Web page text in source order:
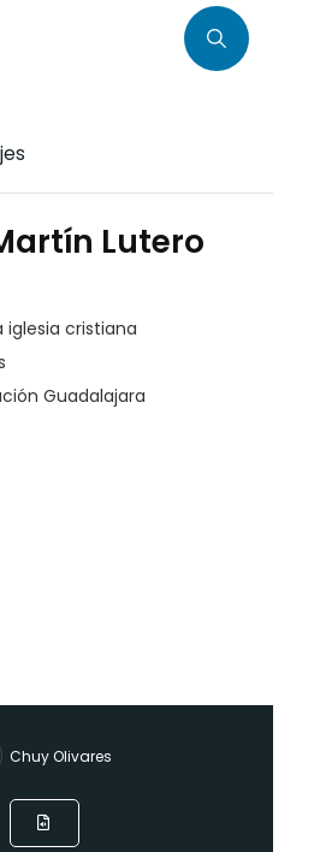
Lutero
iglesia cristiana
Guadalajara
Chuy Olivares